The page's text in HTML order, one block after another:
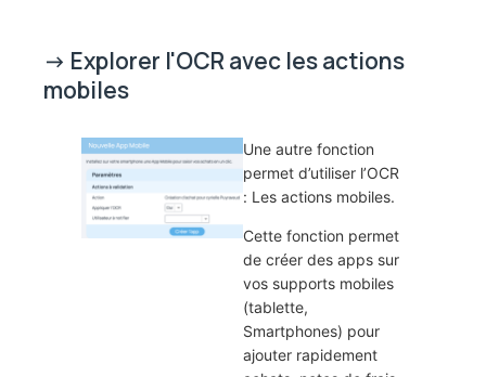
-> Explorer l'OCR avec les actions
mobiles
Une autre fonction
permet d’utiliser l’OCR
: Les actions mobiles.
Cette fonction permet
de créer des apps sur
vos supports mobiles
(tablette,
Smartphones) pour
ajouter rapidement